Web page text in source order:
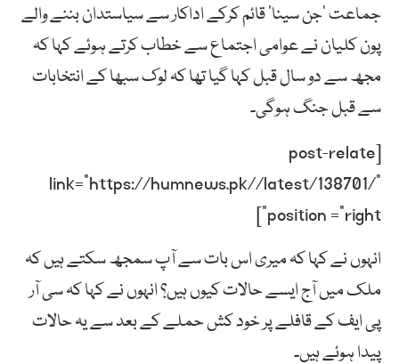
جماعت ’جن سینا‘ قائم کرکے اداکار سے سیاستدان بننے والے
پون کلیان نے عوامی اجتماع سے خطاب کرتے ہوئے کہا کہ
مجھ سے دو سال قبل کہا گیا تھا کہ لوک سبھا کے انتخابات
سے قبل جنگ ہوگی۔
[post-relate
link=”https://humnews.pk//latest/138701/”
position =”right”]
انہوں نے کہا کہ میری اس بات سے آپ سمجھ سکتے ہیں کہ
ملک میں آج ایسے حالات کیوں ہیں؟ انہوں نے کہا کہ سی آر
پی ایف کے قافلے پر خود کش حملے کے بعد سے یہ حالات
پیدا ہوئے ہیں۔